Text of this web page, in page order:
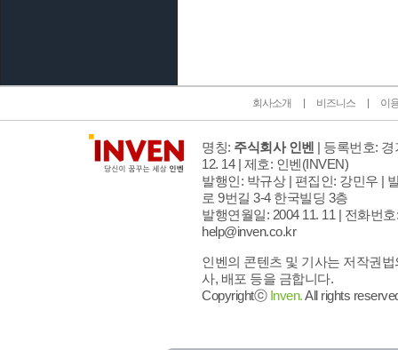
회사소개 비즈니스 이
명칭: 주식회사 인벤 | 등록번호:
12. 14 | 제호: 인벤(INVEN)
발행인: 박규상 | 편집인: 강민우 |
로 9번길 3-4 한국빌딩 3층
발행연월일: 2004 11. 11 | 전화번호
help@inven.co.kr
인벤의 콘텐츠 및 기사는 저작권
사, 배포 등을 금합니다.
Copyrightⓒ Inven.All rights